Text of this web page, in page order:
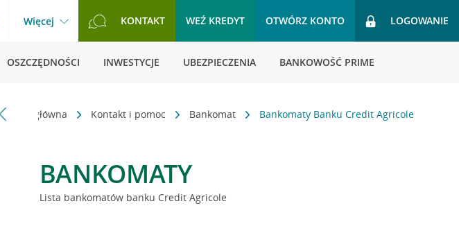
Więcej KONTAKT WEŹ KREDYT OTWÓRZ KONTO LOGOWANIE
OSZCZĘDNOŚCI INWESTYCJE UBEZPIECZENIA BANKOWOŚĆ PRIME
Strona główna Kontakt i pomoc Bankomat Bankomaty Banku Credit Agricole
BANKOMATY
Lista bankomatów banku Credit Agricole